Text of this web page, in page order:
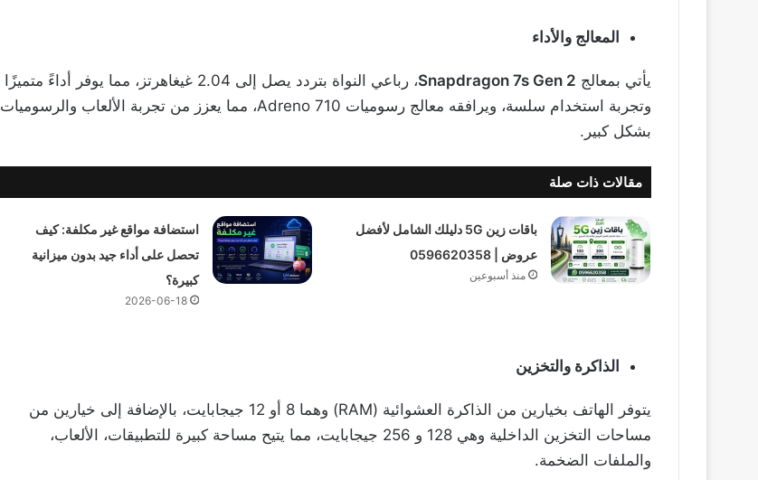
المعالج والأداء
يأتي بمعالج Snapdragon 7s Gen 2
، رباعي النواة بتردد يصل إلى 2.04 غيغاهرتز، مما يوفر أداءً متميزًا
وتجربة استخدام سلسة، ويرافقه معالج رسوميات Adreno 710، مما يعزز من تجربة الألعاب والرسوميات
بشكل كبير.
مقالات ذات صلة
باقات زين 5G دليلك الشامل لأفضل
عروض | 0596620358
منذ أسبوعين
استضافة مواقع غير مكلفة: كيف
تحصل على أداء جيد بدون ميزانية
كبيرة؟
2026-06-18
الذاكرة والتخزين
يتوفر الهاتف بخيارين من الذاكرة العشوائية (RAM) وهما 8 أو 12 جيجابايت، بالإضافة إلى خيارين من
مساحات التخزين الداخلية وهي 128 و 256 جيجابايت، مما يتيح مساحة كبيرة للتطبيقات، الألعاب،
والملفات الضخمة.